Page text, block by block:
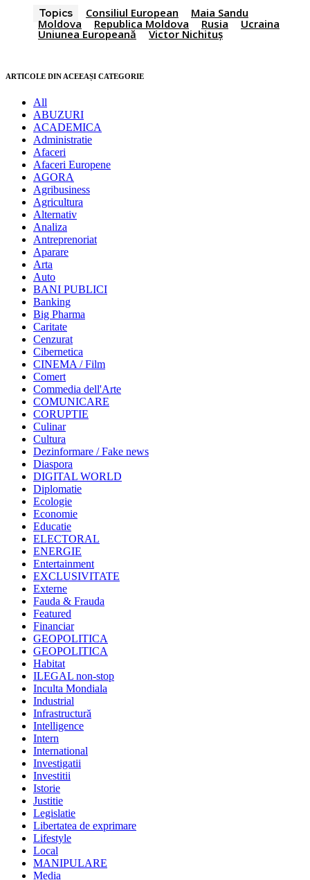
Topics Consiliul European
Maia Sandu
Moldova
Republica Moldova Rusia Ucraina
Uniunea Europeană Victor Nichituș
ARTICOLE DIN ACEEAȘI CATEGORIE
All
ABUZURI
ACADEMICA
Administratie
Afaceri
Afaceri Europene
AGORA
Agribusiness
Agricultura
Alternativ
Analiza
Antreprenoriat
Aparare
Arta
Auto
BANI PUBLICI
Banking
Big Pharma
Caritate
Cenzurat
Cibernetica
CINEMA / Film
Comert
Commedia dell'Arte
COMUNICARE
CORUPTIE
Culinar
Cultura
Dezinformare / Fake news
Diaspora
DIGITAL WORLD
Diplomatie
Ecologie
Economie
Educatie
ELECTORAL
ENERGIE
Entertainment
EXCLUSIVITATE
Externe
Fauda & Frauda
Featured
Financiar
GEOPOLITICA
GEOPOLITICA
Habitat
ILEGAL non-stop
Inculta Mondiala
Industrial
Infrastructură
Intelligence
Intern
International
Investigatii
Investitii
Istorie
Justitie
Legislatie
Libertatea de exprimare
Lifestyle
Local
MANIPULARE
Media